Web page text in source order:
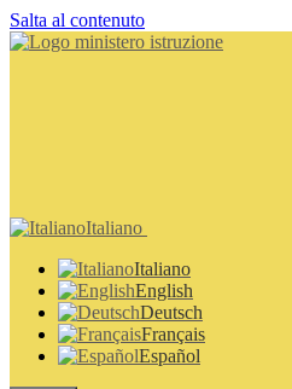
Salta al contenuto
Italiano
Italiano
English
Deutsch
Français
Español